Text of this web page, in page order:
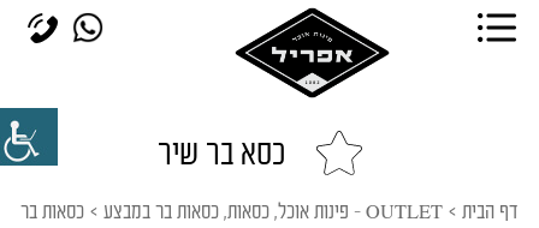
כסא בר שיר
דף הבית > OUTLET - פינות אוכל, כסאות, כסאות בר במבצע > כסאות בר